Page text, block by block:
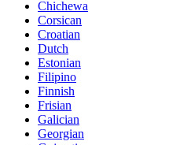
Chichewa
Corsican
Croatian
Dutch
Estonian
Filipino
Finnish
Frisian
Galician
Georgian